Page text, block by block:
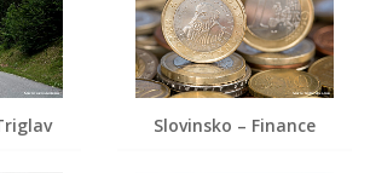
Slovinsko – Finance